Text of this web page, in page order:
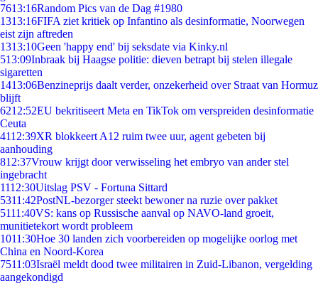
7613:16Random Pics van de Dag #1980
1313:16FIFA ziet kritiek op Infantino als desinformatie, Noorwegen
eist zijn aftreden
1313:10Geen 'happy end' bij seksdate via Kinky.nl
513:09Inbraak bij Haagse politie: dieven betrapt bij stelen illegale
sigaretten
1413:06Benzineprijs daalt verder, onzekerheid over Straat van Hormuz
blijft
6212:52EU bekritiseert Meta en TikTok om verspreiden desinformatie
Ceuta
4112:39XR blokkeert A12 ruim twee uur, agent gebeten bij
aanhouding
812:37Vrouw krijgt door verwisseling het embryo van ander stel
ingebracht
1112:30Uitslag PSV - Fortuna Sittard
5311:42PostNL-bezorger steekt bewoner na ruzie over pakket
5111:40VS: kans op Russische aanval op NAVO-land groeit,
munitietekort wordt probleem
1011:30Hoe 30 landen zich voorbereiden op mogelijke oorlog met
China en Noord-Korea
7511:03Israël meldt dood twee militairen in Zuid-Libanon, vergelding
aangekondigd